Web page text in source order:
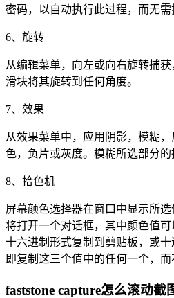
密码，以自动执行此过程，而无需
6、旋转
从编辑菜单，向左或向右旋转捕
滑块将其旋转到任何角度。
7、效果
从效果菜单中，应用阴影，模糊
色，负片或灰度。模糊所选部分的
8、拾色机
屏幕颜色选择器在窗口中显示所
将打开一个对话框，其中颜色值
十六进制形式复制到剪贴板，或
即复制这三个值中的任何一个，而
faststone capture怎么滚动截